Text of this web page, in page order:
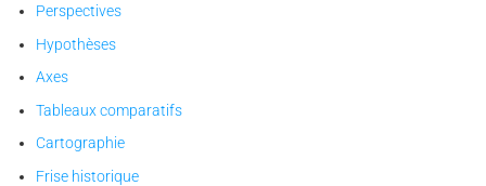
Perspectives
Hypothèses
Axes
Tableaux comparatifs
Cartographie
Frise historique